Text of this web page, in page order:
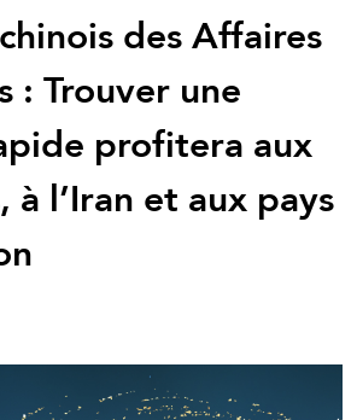
des Affaires
: Trouver une
profitera aux
à l’Iran et aux pays